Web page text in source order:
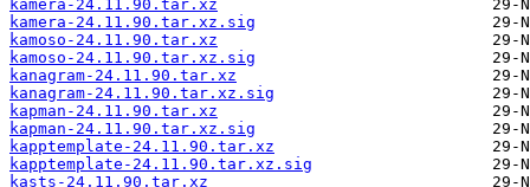
kamera-24.11.90.tar.xz
kamera-24.11.90.tar.xz.sig
kamoso-24.11.90.tar.xz
kamoso-24.11.90.tar.xz.sig
kanagram-24.11.90.tar.xz
kanagram-24.11.90.tar.xz.sig
kapman-24.11.90.tar.xz
kapman-24.11.90.tar.xz.sig
kapptemplate-24.11.90.tar.xz
kapptemplate-24.11.90.tar.xz.sig
kasts-24.11.90.tar.xz